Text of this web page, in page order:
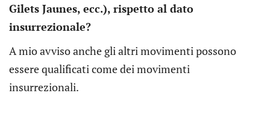
Gilets Jaunes, ecc.), rispetto al dato
insurrezionale?
A mio avviso anche gli altri movimenti possono
essere qualificati come dei movimenti
insurrezionali.